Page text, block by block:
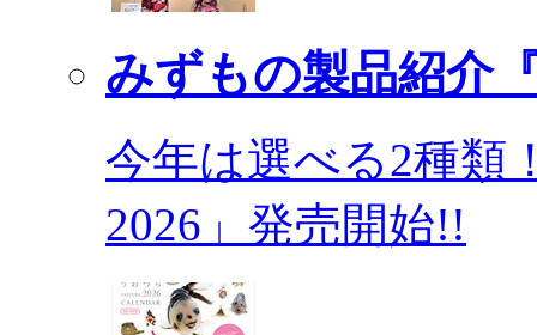
みずもの製品紹介
今年は選べる2種類
2026」発売開始!!